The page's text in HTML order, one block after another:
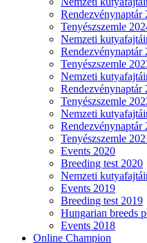
Rendezvénynaptár
Tenyészszemle
Nemzeti
Rendezvénynaptár
Tenyészszemle
Nemzeti
Rendezvénynaptár
Tenyészszemle
Nemzeti
Rendezvénynaptár
Tenyészszemle
Events 2020
Breeding test 2020
Nemzeti
Events 2019
Breeding test 2019
Hungarian breeds
Events 2018
Online Champion